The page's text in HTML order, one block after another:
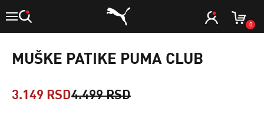
0
MUŠKE PATIKE PUMA CLUB
3.149 RSD4.499 RSD